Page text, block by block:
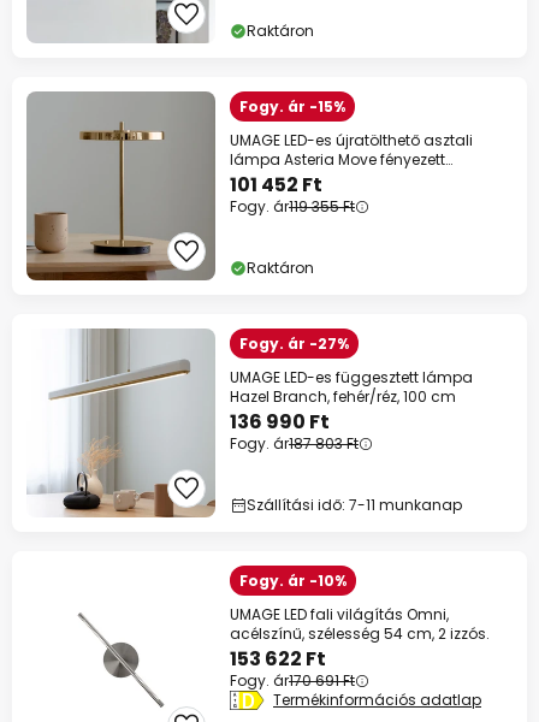
Raktáron
Fogy. ár -15%
UMAGE LED-es újratölthető asztali
lámpa Asteria Move fényezett
sárgaréz 31 cm
101 452 Ft
Fogy. ár119 355 Ft
Raktáron
Fogy. ár -27%
UMAGE LED-es függesztett lámpa
Hazel Branch, fehér/réz, 100 cm
136 990 Ft
Fogy. ár187 803 Ft
Szállítási idő: 7-11 munkanap
Fogy. ár -10%
UMAGE LED fali világítás Omni,
acélszínű, szélesség 54 cm, 2 izzós.
153 622 Ft
Fogy. ár170 691 Ft
Termékinformációs adatlap